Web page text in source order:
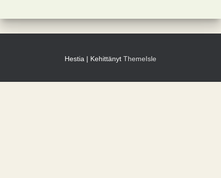
Hestia | Kehittänyt ThemeIsle